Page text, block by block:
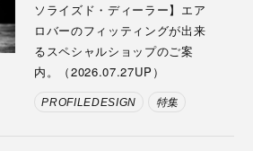
ソライズド・ディーラー】エア
ロバーのフィッティングが出来
るスペシャルショップのご案
内。（2026.07.27UP）
PROFILEDESIGN 特集